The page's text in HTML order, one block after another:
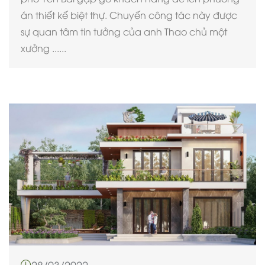
án thiết kế biệt thự. Chuyến công tác này được
sự quan tâm tin tưởng của anh Thao chủ một
xưởng ......